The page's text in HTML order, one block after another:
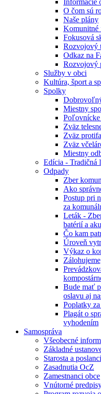
Informácie
O čom sú
Naše plány
Komunitné
Fokusová
Rozvojový
Odkaz na
Rozvojový
Služby v obci
Kultúra, šport a
Spolky
Miestny
Poľovnícke
Zväz
Zväz
Zväz
Miestny
Edícia - Tradičná
Odpady
Zber
Ako
Postup pri
za
Leták -
batérií a
Čo kam
Úroveň
Výkaz o
Bude mať
oslavu aj
Poplatky
Plagát o
vyhodením
Samospráva
Všeobecné
Základné
Starosta a
Zasadnutia OcZ
Zamestnanci obce
Vnútorné